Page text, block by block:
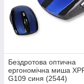
Бездротова оптична
ергономічна миша
G109 синя (2544)